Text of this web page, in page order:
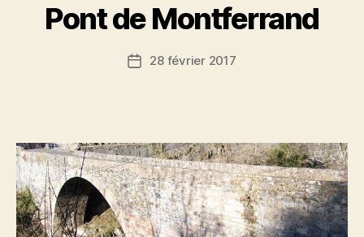
Pont de Montferrand
Date28 février 2017